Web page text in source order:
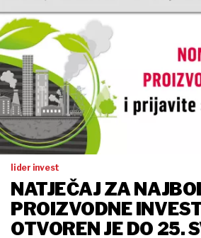
lider invest
NATJEČAJ ZA
PROIZVODNE
OTVOREN JE DO 25.